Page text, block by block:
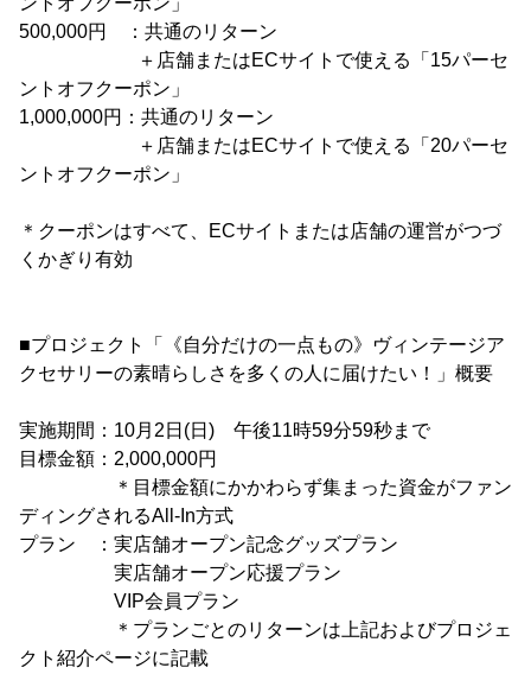
500,000円 ：共通のリターン
＋店舗またはECサイトで使える「15パーセ
ントオフクーポン」
1,000,000円：共通のリターン
＋店舗またはECサイトで使える「20パーセ
ントオフクーポン」
＊クーポンはすべて、ECサイトまたは店舗の運営がつづ
くかぎり有効
■プロジェクト「《自分だけの一点もの》ヴィンテージア
クセサリーの素晴らしさを多くの人に届けたい！」概要
実施期間：10月2日(日) 午後11時59分59秒まで
目標金額：2,000,000円
＊目標金額にかかわらず集まった資金がファン
ディングされるAll-In方式
プラン ：実店舗オープン記念グッズプラン
実店舗オープン応援プラン
VIP会員プラン
＊プランごとのリターンは上記およびプロジェ
クト紹介ページに記載